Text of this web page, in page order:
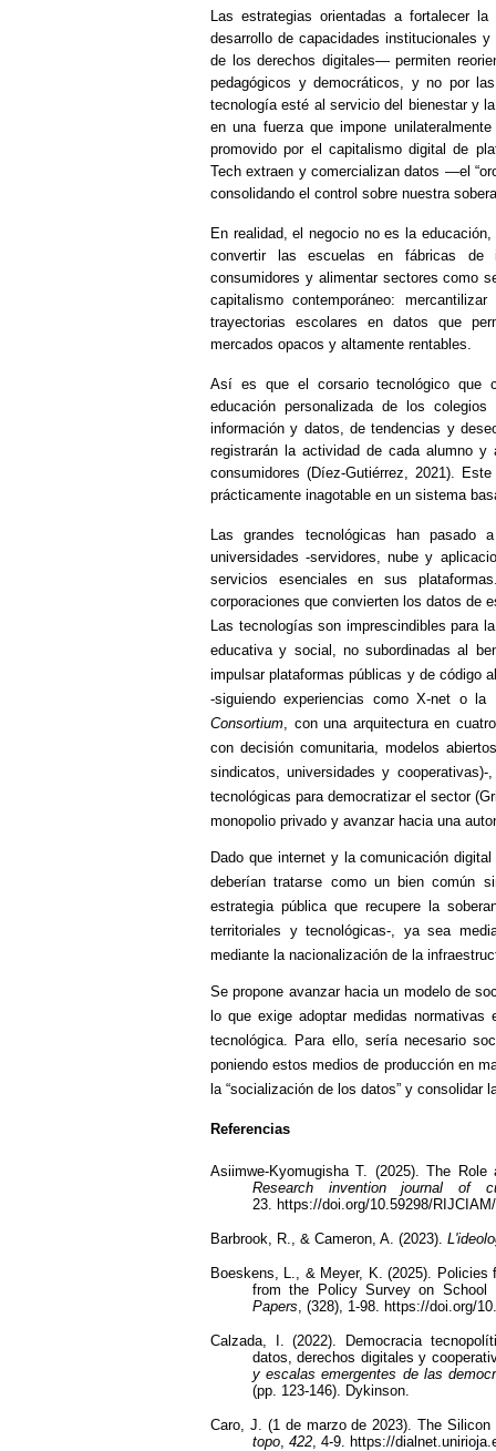
Las estrategias orientadas a fortalecer
desarrollo de capacidades institucionales
de los derechos digitales— permiten
pedagógicos y democráticos, y no por
tecnología esté al servicio del bienestar y
en una fuerza que impone
promovido por el capitalismo digital de
Tech extraen y comercializan datos —el
consolidando el control sobre nuestra
En realidad, el negocio no es la
convertir las escuelas en fábricas de
consumidores y alimentar sectores como
capitalismo contemporáneo:
trayectorias escolares en datos que
mercados opacos y altamente rentables.
Así es que el corsario tecnológico que
educación personalizada de los
información y datos, de tendencias y
registrarán la actividad de cada alumno
consumidores (Díez-Gutiérrez, 2021).
prácticamente inagotable en un sistema
Las grandes tecnológicas han pasado
universidades -servidores, nube y
servicios esenciales en sus
corporaciones que convierten los datos de
Las tecnologías son imprescindibles para
educativa y social, no subordinadas al
impulsar plataformas públicas y de código
-siguiendo experiencias como X‑net o
Consortium, con una arquitectura en
con decisión comunitaria, modelos
sindicatos, universidades y
tecnológicas para democratizar el sector
monopolio privado y avanzar hacia una
Dado que internet y la comunicación
deberían tratarse como un bien común
estrategia pública que recupere la
territoriales y tecnológicas-, ya sea
mediante la nacionalización de la
Se propone avanzar hacia un modelo de
lo que exige adoptar medidas
tecnológica. Para ello, sería necesario
poniendo estos medios de producción en
la “socialización de los datos” y consolidar
Referencias
Asiimwe-Kyomugisha T. (2025). The
Research invention journal of
23. https://doi.org/10.59298/
Barbrook, R., & Cameron, A. (2023).
Boeskens, L., & Meyer, K. (2025).
from the Policy Survey on
Papers , (328), 1-98. https://doi.org/
Calzada, I. (2022). Democracia
datos, derechos digitales y
y escalas emergentes de las
(pp. 123-146). Dykinson.
Caro, J. (1 de marzo de 2023). The
topo, 422, 4-9. https://